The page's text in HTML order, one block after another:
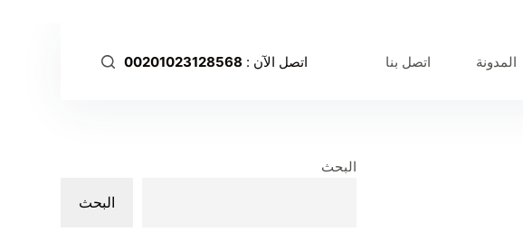
المدونة اتصل بنا اتصل الآن : 00201023128568
البحث
البحث